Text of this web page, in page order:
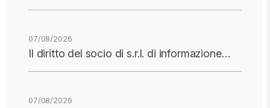
07/08/2026
Il diritto del socio di s.r.l. di informazione…
07/08/2026